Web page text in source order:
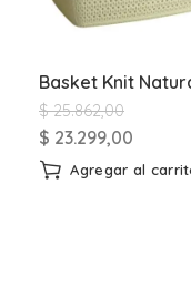
Basket Knit
$25.862,00
$ 23.299,00
Agregar al